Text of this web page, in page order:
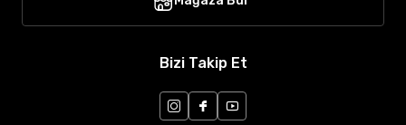
Bizi Takip Et